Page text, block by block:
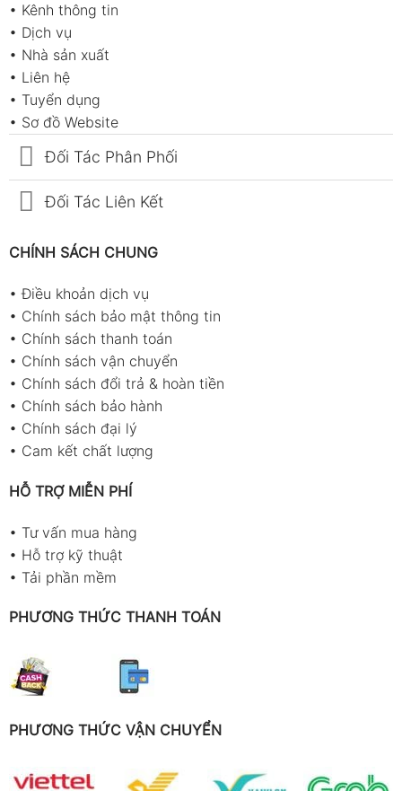
• Kênh thông tin
• Dịch vụ
• Nhà sản xuất
• Liên hệ
• Tuyển dụng
• Sơ đồ Website
Đối Tác Phân Phối
Đối Tác Liên Kết
CHÍNH SÁCH CHUNG
•Điều khoản dịch vụ
• Chính sách bảo mật thông tin
• Chính sách thanh toán
• Chính sách vận chuyển
• Chính sách đổi trả & hoàn tiền
• Chính sách bảo hành
• Chính sách đại lý
• Cam kết chất lượng
HỖ TRỢ MIỄN PHÍ
• Tư vấn mua hàng
• Hỗ trợ kỹ thuật
• Tải phần mềm
PHƯƠNG THỨC THANH TOÁN
PHƯƠNG THỨC VẬN CHUYỂN